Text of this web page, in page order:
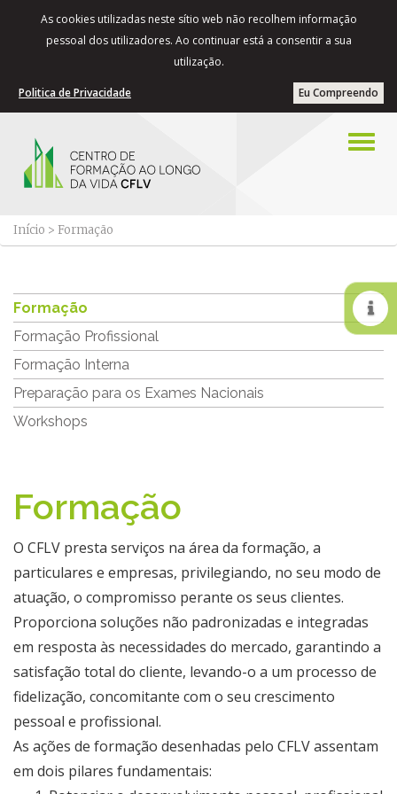
As cookies utilizadas neste sítio web não recolhem informação
pessoal dos utilizadores. Ao continuar está a consentir a sua
utilização.
Eu Compreendo
Politica de Privacidade
Início > Formação
Formação
Formação Profissional
Formação Interna
Preparação para os Exames Nacionais
Workshops
Formação
​​​O CFLV presta serviços na área da formação, a
particulares e empresas, privilegiando, no seu modo de
atuação, o compromisso perante os seus clientes.
Proporciona soluções não padronizadas e integradas
em resposta às necessidades do mercado, garantindo a
satisfação total do cliente, levando-o a um processo de
fidelização, concomitante com o seu crescimento
pessoal e profissional.
As ações de formação desenhadas pelo CFLV assentam
em dois pilares fundamentais: